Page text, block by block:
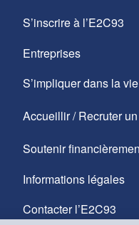
S’inscrire à l’E2C93
Entreprises
S’impliquer dans la
Accueillir / Recruter
Soutenir
Informations légales
Contacter l’E2C93